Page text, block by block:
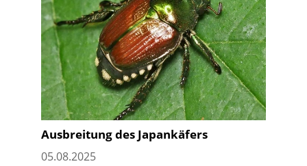
Ausbreitung des Japankäfers
05.08.2025